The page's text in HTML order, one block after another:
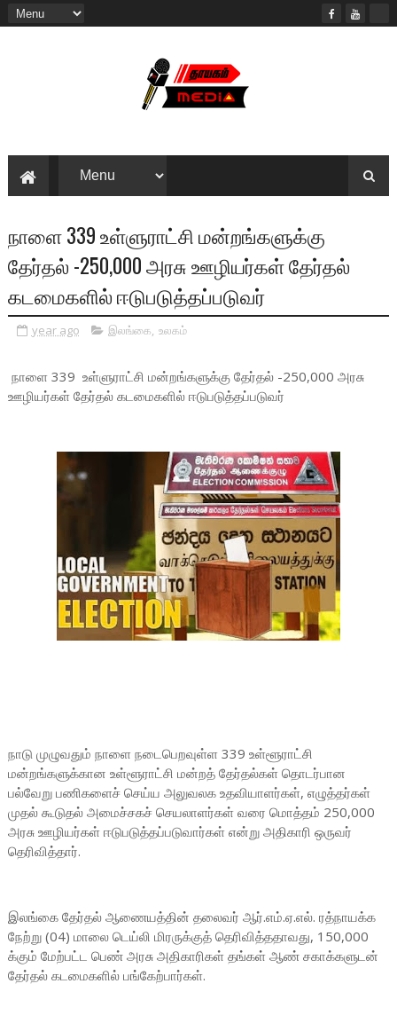
நாளை 339 உள்ளுராட்சி மன்றங்களுக்கு
தேர்தல் -250,000 அரசு ஊழியர்கள் தேர்தல்
கடமைகளில் ஈடுபடுத்தப்படுவர்
year ago இலங்கை, உலகம்
நாளை 339 உள்ளுராட்சி மன்றங்களுக்கு தேர்தல் -250,000 அரசு
ஊழியர்கள் தேர்தல் கடமைகளில் ஈடுபடுத்தப்படுவர்
நாடு முழுவதும் நாளை நடைபெறவுள்ள 339 உள்ளூராட்சி
மன்றங்களுக்கான உள்ளூராட்சி மன்றத் தேர்தல்கள் தொடர்பான
பல்வேறு பணிகளைச் செய்ய அலுவலக உதவியாளர்கள், எழுத்தர்கள்
முதல் கூடுதல் அமைச்சகச் செயலாளர்கள் வரை மொத்தம் 250,000
அரசு ஊழியர்கள் ஈடுபடுத்தப்படுவார்கள் என்று அதிகாரி ஒருவர்
தெரிவித்தார்.
இலங்கை தேர்தல் ஆணையத்தின் தலைவர் ஆர்.எம்.ஏ.எல். ரத்நாயக்க
நேற்று (04) மாலை டெய்லி மிரருக்குத் தெரிவித்ததாவது, 150,000
க்கும் மேற்பட்ட பெண் அரசு அதிகாரிகள் தங்கள் ஆண் சகாக்களுடன்
தேர்தல் கடமைகளில் பங்கேற்பார்கள்.